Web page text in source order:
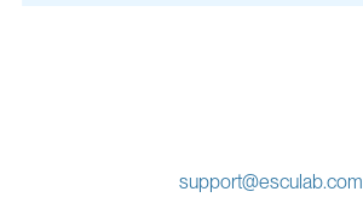
support@esculab.com